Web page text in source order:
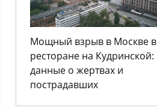
Мощный взрыв в Москве в
ресторане на Кудринской:
данные о жертвах и
пострадавших